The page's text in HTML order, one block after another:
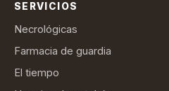
SERVICIOS
Necrológicas
Farmacia de guardia
El tiempo